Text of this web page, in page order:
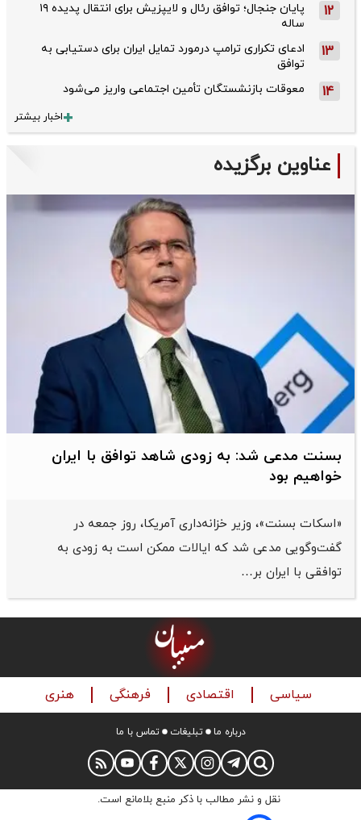
12
پایان جنجال؛ توافق رئال و لایپزیش برای انتقال پدیده ۱۹
ساله
13
ادعای تکراری ترامپ درمورد تمایل ایران برای دستیابی به
توافق
14 معوقات بازنشستگان تأمین اجتماعی واریز می‌شود
اخبار بیشتر
عناوین برگزیده
بسنت مدعی شد: به زودی شاهد توافق با ایران
خواهیم بود
«اسکات بسنت»، وزیر خزانه‌داری آمریکا، روز جمعه در
گفت‌وگویی مدعی شد که ایالات ممکن است به زودی به
توافقی با ایران بر…
سیاسی اقتصادی فرهنگی هنری
درباره ما تبلیغات تماس با ما
نقل و نشر مطالب با ذکر منبع بلامانع است.